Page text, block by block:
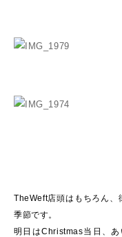
TheWeft店頭はもちろん、
季節です。
明日はChristmas当日、